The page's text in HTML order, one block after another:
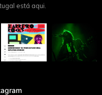
está aqui.